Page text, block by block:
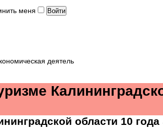
меня
деятель
области 10 года